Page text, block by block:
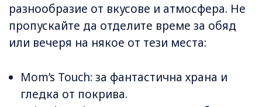
разнообразие от вкусове и атмосфера. Не
пропускайте да отделите време за обяд
или вечеря на някое от тези места:
Mom’s Touch: за фантастична храна и
гледка от покрива.